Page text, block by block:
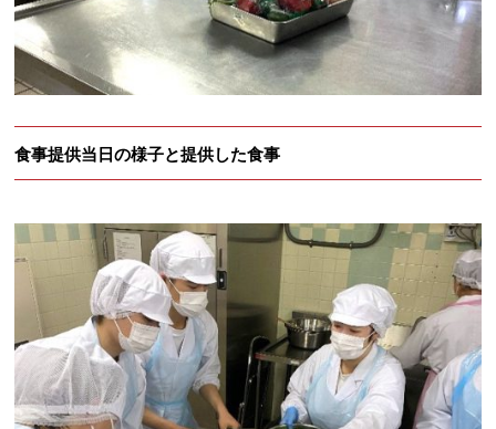
食事提供当日の様子と提供した食事